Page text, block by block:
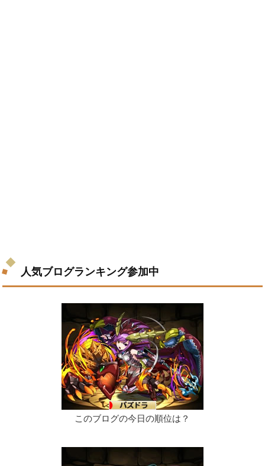
人気ブログランキング参加中
このブログの今日の順位は？